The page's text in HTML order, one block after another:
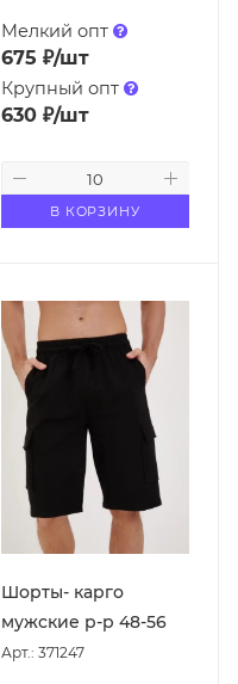
Мелкий опт
675 ₽/шт
Крупный опт
630₽/шт
В КОРЗИНУ
Шорты- карго
мужские р-р 48-56
Арт.: 371247